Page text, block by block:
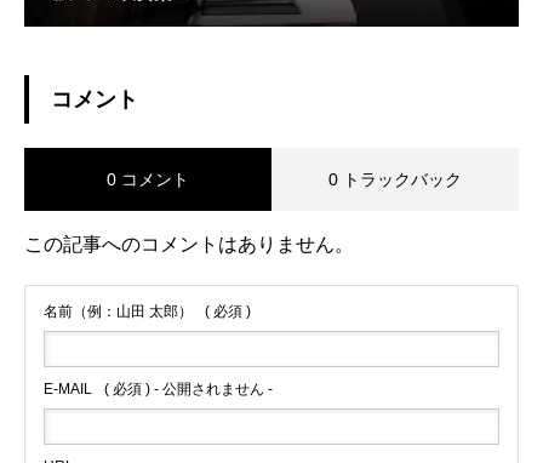
コメント
0 コメント 0 トラックバック
この記事へのコメントはありません。
名前（例：山田 太郎） ( 必須 )
E-MAIL ( 必須 ) - 公開されません -